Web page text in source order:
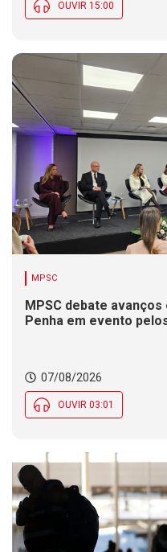
OUVIR 15:00
MPSC
MPSC debate
Penha em evento
07/08/2026
OUVIR 03:01